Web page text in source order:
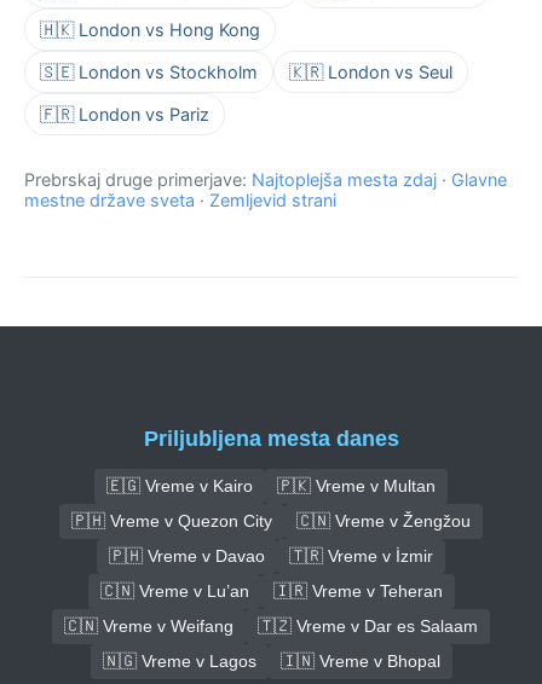
🇭🇰 London vs Hong Kong
🇸🇪 London vs Stockholm 🇰🇷 London vs Seul
🇫🇷 London vs Pariz
Prebrskaj druge primerjave: Najtoplejša mesta zdaj · Glavne
mestne države sveta · Zemljevid strani
Priljubljena mesta danes
🇪🇬 Vreme v Kairo
🇵🇰 Vreme v Multan
🇵🇭 Vreme v Quezon City
🇨🇳 Vreme v Žengžou
🇵🇭 Vreme v Davao
🇹🇷 Vreme v İzmir
🇨🇳 Vreme v Lu’an
🇮🇷 Vreme v Teheran
🇨🇳 Vreme v Weifang
🇹🇿 Vreme v Dar es Salaam
🇳🇬 Vreme v Lagos
🇮🇳 Vreme v Bhopal